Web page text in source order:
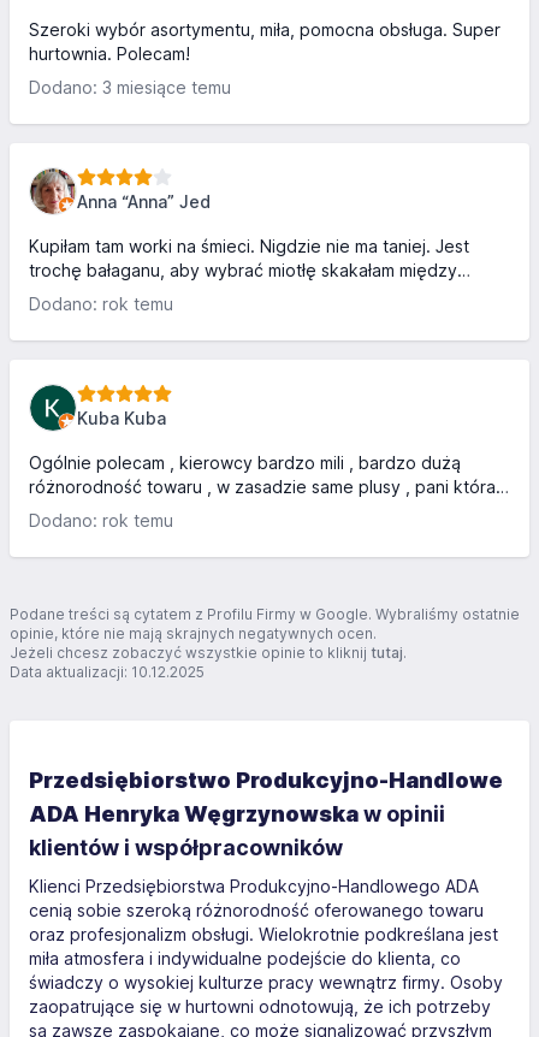
Szeroki wybór asortymentu, miła, pomocna obsługa. Super
hurtownia. Polecam!
Dodano: 3 miesiące temu
Anna “Anna” Jed
Kupiłam tam worki na śmieci. Nigdzie nie ma taniej. Jest
trochę bałaganu, aby wybrać miotłę skakałam między
kartonami. Dojście do towaru było utrudnione. Za to ceny
niecałe 10 zł. Mają naprawdę duży wybór tanich produktów
Dodano: rok temu
Kuba Kuba
Ogólnie polecam , kierowcy bardzo mili , bardzo dużą
różnorodność towaru , w zasadzie same plusy , pani która
zajmuje się korektami bardzo profesjonalnie podchodzi do
Dodano: rok temu
Podane treści są cytatem z Profilu Firmy w Google. Wybraliśmy ostatnie
opinie, które nie mają skrajnych negatywnych ocen.
Jeżeli chcesz zobaczyć wszystkie opinie to kliknij tutaj.
Data aktualizacji: 10.12.2025
Przedsiębiorstwo Produkcyjno-Handlowe
ADA Henryka Węgrzynowskaw opinii
klientów i współpracowników
Klienci Przedsiębiorstwa Produkcyjno-Handlowego ADA
cenią sobie szeroką różnorodność oferowanego towaru
oraz profesjonalizm obsługi. Wielokrotnie podkreślana jest
miła atmosfera i indywidualne podejście do klienta, co
świadczy o wysokiej kulturze pracy wewnątrz firmy. Osoby
zaopatrujące się w hurtowni odnotowują, że ich potrzeby
są zawsze zaspokajane, co może signalizować przyszłym